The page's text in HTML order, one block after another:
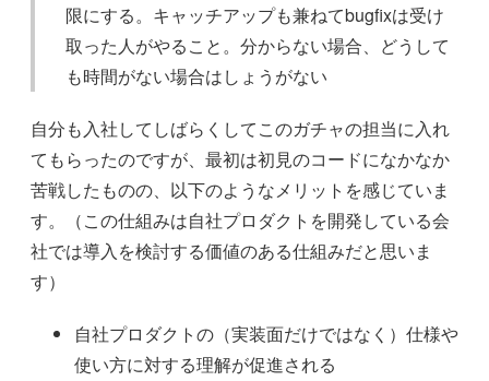
限にする。キャッチアップも兼ねてbugfixは受け
取った人がやること。分からない場合、どうして
も時間がない場合はしょうがない
自分も入社してしばらくしてこのガチャの担当に入れ
てもらったのですが、最初は初見のコードになかなか
苦戦したものの、以下のようなメリットを感じていま
す。（この仕組みは自社プロダクトを開発している会
社では導入を検討する価値のある仕組みだと思いま
す）
自社プロダクトの（実装面だけではなく）仕様や
使い方に対する理解が促進される